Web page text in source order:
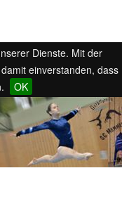
Dienste. Mit der
einverstanden, dass
OK